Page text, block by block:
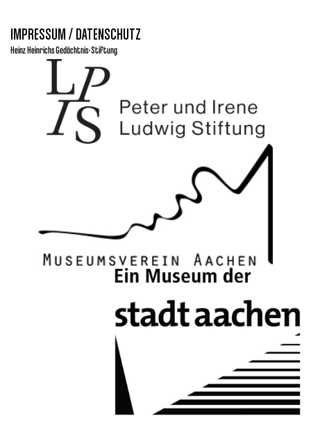
IMPRESSUM / DATENSCHUTZ
Heinz Heinrichs Gedächtnis-Stiftung